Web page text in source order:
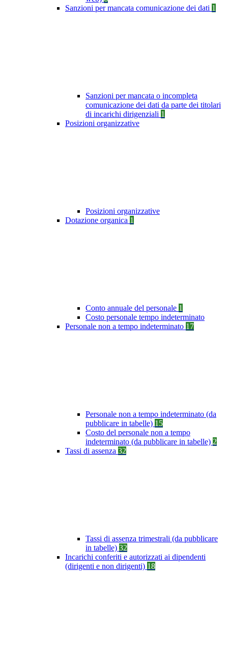
Sanzioni per mancata comunicazione dei dati 1
Sanzioni per mancata o incompleta
comunicazione dei dati da parte dei titolari
di incarichi dirigenziali 1
Posizioni organizzative
Posizioni organizzative
Dotazione organica 1
Conto annuale del personale 1
Costo personale tempo indeterminato
Personale non a tempo indeterminato 17
Personale non a tempo indeterminato (da
pubblicare in tabelle) 15
Costo del personale non a tempo
indeterminato (da pubblicare in tabelle) 2
Tassi di assenza 32
Tassi di assenza trimestrali (da pubblicare
in tabelle) 32
Incarichi conferiti e autorizzati ai dipendenti
(dirigenti e non dirigenti) 18